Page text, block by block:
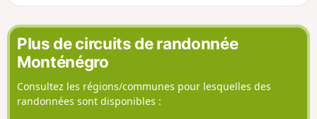
Plus de circuits de randonnée
Monténégro
Consultez les régions/communes pour lesquelles des
randonnées sont disponibles :